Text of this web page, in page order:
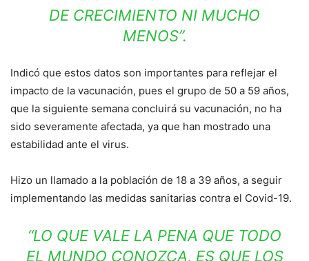
DE CRECIMIENTO NI MUCHO
MENOS”.
Indicó que estos datos son importantes para reflejar el
impacto de la vacunación, pues el grupo de 50 a 59 años,
que la siguiente semana concluirá su vacunación, no ha
sido severamente afectada, ya que han mostrado una
estabilidad ante el virus.
Hizo un llamado a la población de 18 a 39 años, a seguir
implementando las medidas sanitarias contra el Covid-19.
“LO QUE VALE LA PENA QUE TODO
EL MUNDO CONOZCA, ES QUE LOS